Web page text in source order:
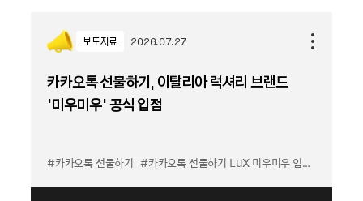
보도자료 2026.07.27
카카오톡 선물하기, 이탈리아 럭셔리 브랜드
'미우미우' 공식 입점
#카카오톡 선물하기 #카카오톡 선물하기 LuX 미우미우 입점